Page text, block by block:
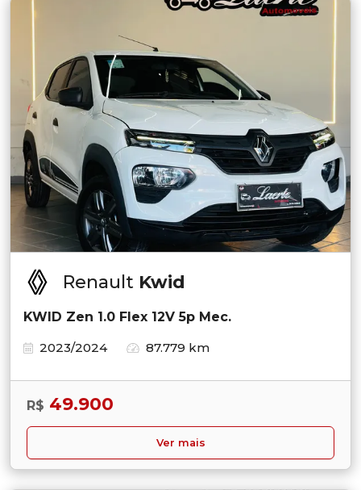
Renault Kwid
KWID Zen 1.0 Flex 12V 5p Mec.
2023/2024
87.779 km
R$ 49.900
Ver mais